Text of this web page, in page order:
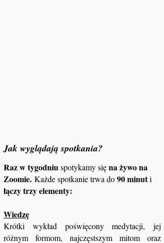
Jak wyglądają spotkania?
Raz w tygodniuspotykamy sięna żywo na
Zoomie. Każde spotkanie trwa do90 minuti
łączy trzy elementy:
Wiedzę
Krótki wykład poświęcony medytacji, jej
różnym formom, najczęstszym mitom oraz